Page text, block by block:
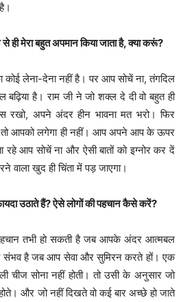
मेरा बहुत अपमान किया जाता है, क्या करूं?
लेना-देना नहीं है। पर आप सोचें ना, तंगदिल
है। राम जी ने जो शक्ल दे दी वो बहुत ही
रखो, अपने अंदर हीन भावना मत भरो। फिर
तो आपको लगेगा ही नहीं। आप अपने आप के ऊपर
रहे आप सोचें ना और ऐसी बातों को इग्नोर कर दें
वाला खुद ही चिंता में पड़ जाएगा।
उठाते हैं? ऐसे लोगों की पहचान कैसे करें?
तभी हो सकती है जब आपके अंदर आत्मबल
संभव है जब आप सेवा और सुमिरन करते हों। एक
चीज सोना नहीं होती। तो उसी के अनुसार जो
और जो नहीं दिखते वो कई बार अच्छे हो जाते